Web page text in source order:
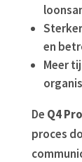
en
Meer
De Q4
proces